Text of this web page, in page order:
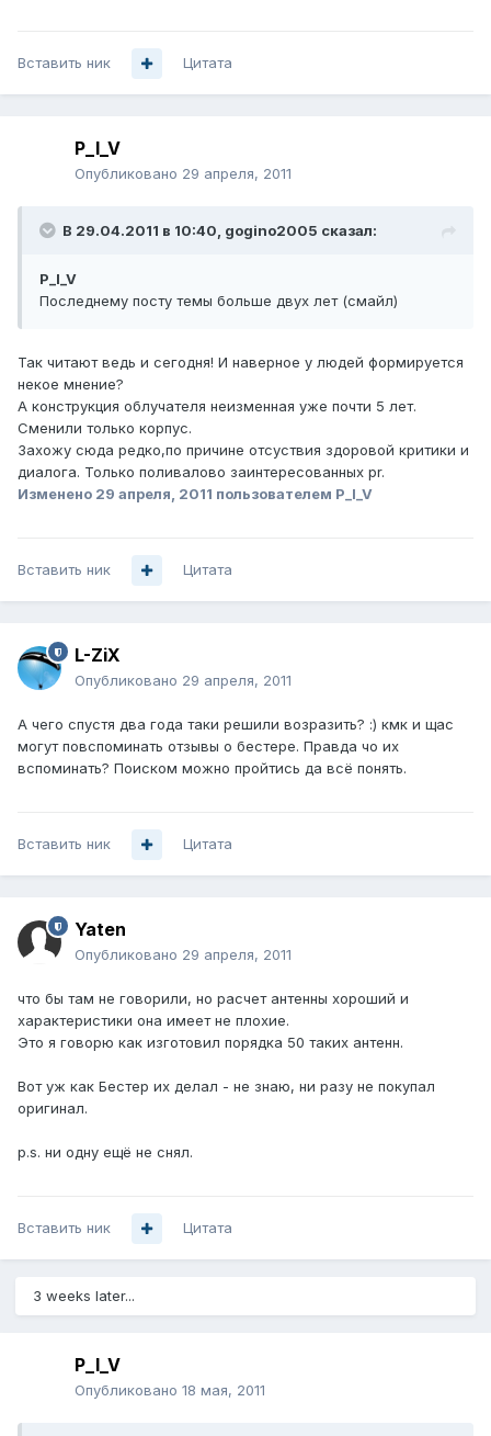
Вставить ник Цитата
P_I_V
Опубликовано 29 апреля, 2011
В 29.04.2011 в 10:40, gogino2005 сказал:
P_I_V
Последнему посту темы больше двух лет (смайл)
Так читают ведь и сегодня! И наверное у людей формируется
некое мнение?
А конструкция облучателя неизменная уже почти 5 лет.
Сменили только корпус.
Захожу сюда редко,по причине отсуствия здоровой критики и
диалога. Только поливалово заинтересованных pr.
Изменено 29 апреля, 2011 пользователем P_I_V
Вставить ник Цитата
L-ZiX
Опубликовано 29 апреля, 2011
А чего спустя два года таки решили возразить? :) кмк и щас
могут повспоминать отзывы о бестере. Правда чо их
вспоминать? Поиском можно пройтись да всё понять.
Вставить ник Цитата
Yaten
Опубликовано 29 апреля, 2011
что бы там не говорили, но расчет антенны хороший и
характеристики она имеет не плохие.
Это я говорю как изготовил порядка 50 таких антенн.
Вот уж как Бестер их делал - не знаю, ни разу не покупал
оригинал.
p.s. ни одну ещё не снял.
Вставить ник Цитата
3 weeks later...
P_I_V
Опубликовано 18 мая, 2011